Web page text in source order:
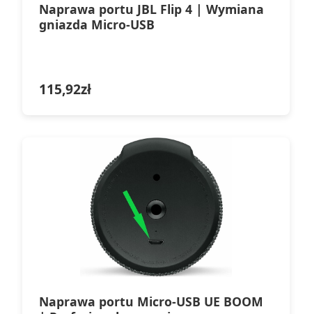
Naprawa portu JBL Flip 4 | Wymiana
gniazda Micro-USB
115,92zł
Naprawa portu Micro-USB UE BOOM